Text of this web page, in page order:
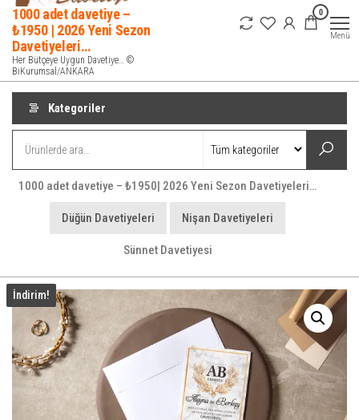
1000 adet davetiye –
₺1950 | 2026 Yeni Sezon
Davetiyeleri…
Her Bütçeye Uygun Davetiye… ©
BiKurumsal/ANKARA
0
Menü
Kategoriler
1000 adet davetiye – ₺1950| 2026 Yeni Sezon Davetiyeleri…
Düğün Davetiyeleri Nişan Davetiyeleri
Sünnet Davetiyesi
İndirim!